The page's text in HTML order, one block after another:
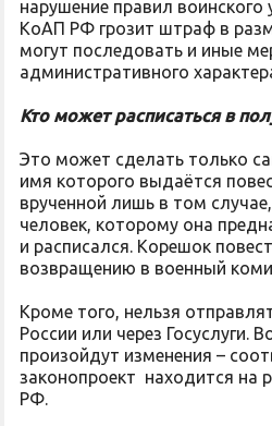
нарушение правил воинского
КоАП РФ грозит штраф в
могут последовать и иные
административного
Кто может расписаться в
Это может сделать только
имя которого выдаётся
врученной лишь в том
человек, которому она
и расписался. Корешок
возвращению в военный
Кроме того, нельзя
России или через Госуслуги.
произойдут изменения –
законопроект находится на
РФ.